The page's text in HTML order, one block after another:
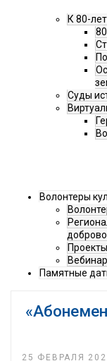
К 80-
Суды
Волонтеры
Проекты
Памятные
25 ФЕВРАЛЯ